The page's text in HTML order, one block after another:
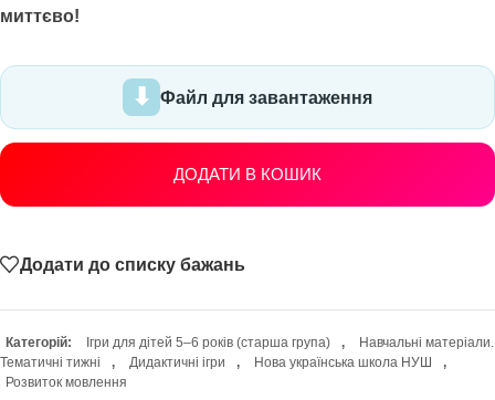
миттєво!
Файл для завантаження
ДОДАТИ В КОШИК
Додати до списку бажань
Категорій: Ігри для дітей 5–6 років (старша група) ,
Навчальні матеріали.
Тематичні тижні
, Дидактичні ігри , Нова українська школа НУШ
,
Розвиток мовлення